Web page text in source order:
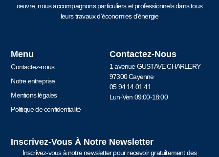
œuvre, nous accompagnons particuliers et professionnels dans tous
leurs travaux d’économies d’énergie
Menu
Contactez-nous
Notre entreprise
Mentions légales
Politique de confidentialité
Contactez-Nous
1 avenue GUSTAVE CHARLERY
97300 Cayenne
05 94 14 01 41
Lun-Ven 09:00-18:00
Inscrivez-Vous À Notre Newsletter
Inscrivez-vous à notre newsletter pour recevoir gratuitement des